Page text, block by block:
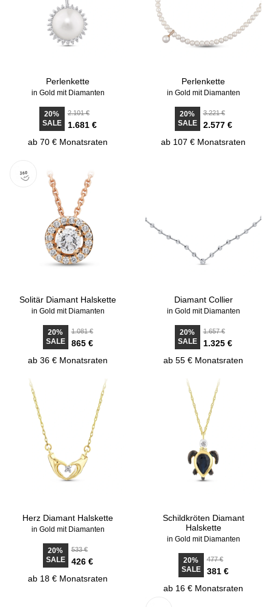
Perlenkette
in Gold mit Diamanten
20%
SALE
2.101 €
1.681 €
ab 70 € Monatsraten
Perlenkette
in Gold mit Diamanten
20%
SALE
3.221 €
2.577 €
ab 107 € Monatsraten
Solitär Diamant Halskette
in Gold mit Diamanten
20%
SALE
1.081 €
865 €
ab 36 € Monatsraten
Diamant Collier
in Gold mit Diamanten
20%
SALE
1.657 €
1.325 €
ab 55 € Monatsraten
Herz Diamant Halskette
in Gold mit Diamanten
20%
SALE
533 €
426 €
ab 18 € Monatsraten
Schildkröten Diamant
Halskette
in Gold mit Diamanten
20%
SALE
477 €
381 €
ab 16 € Monatsraten